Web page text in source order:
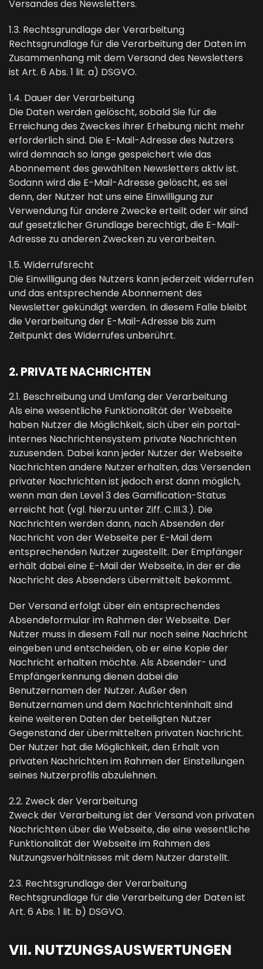
Versandes des Newsletters.
1.3. Rechtsgrundlage der Verarbeitung
Rechtsgrundlage für die Verarbeitung der Daten im
Zusammenhang mit dem Versand des Newsletters
ist Art. 6 Abs. 1 lit. a) DSGVO.
1.4. Dauer der Verarbeitung
Die Daten werden gelöscht, sobald Sie für die
Erreichung des Zweckes ihrer Erhebung nicht mehr
erforderlich sind. Die E-Mail-Adresse des Nutzers
wird demnach so lange gespeichert wie das
Abonnement des gewählten Newsletters aktiv ist.
Sodann wird die E-Mail-Adresse gelöscht, es sei
denn, der Nutzer hat uns eine Einwilligung zur
Verwendung für andere Zwecke erteilt oder wir sind
auf gesetzlicher Grundlage berechtigt, die E-Mail-
Adresse zu anderen Zwecken zu verarbeiten.
1.5. Widerrufsrecht
Die Einwilligung des Nutzers kann jederzeit widerrufen
und das entsprechende Abonnement des
Newsletter gekündigt werden. In diesem Falle bleibt
die Verarbeitung der E-Mail-Adresse bis zum
Zeitpunkt des Widerrufes unberührt.
2. PRIVATE NACHRICHTEN
2.1. Beschreibung und Umfang der Verarbeitung
Als eine wesentliche Funktionalität der Webseite
haben Nutzer die Möglichkeit, sich über ein portal-
internes Nachrichtensystem private Nachrichten
zuzusenden. Dabei kann jeder Nutzer der Webseite
Nachrichten andere Nutzer erhalten, das Versenden
privater Nachrichten ist jedoch erst dann möglich,
wenn man den Level 3 des Gamification-Status
erreicht hat (vgl. hierzu unter Ziff. C.III.3.). Die
Nachrichten werden dann, nach Absenden der
Nachricht von der Webseite per E-Mail dem
entsprechenden Nutzer zugestellt. Der Empfänger
erhält dabei eine E-Mail der Webseite, in der er die
Nachricht des Absenders übermittelt bekommt.
Der Versand erfolgt über ein entsprechendes
Absendeformular im Rahmen der Webseite. Der
Nutzer muss in diesem Fall nur noch seine Nachricht
eingeben und entscheiden, ob er eine Kopie der
Nachricht erhalten möchte. Als Absender- und
Empfängerkennung dienen dabei die
Benutzernamen der Nutzer. Außer den
Benutzernamen und dem Nachrichteninhalt sind
keine weiteren Daten der beteiligten Nutzer
Gegenstand der übermittelten privaten Nachricht.
Der Nutzer hat die Möglichkeit, den Erhalt von
privaten Nachrichten im Rahmen der Einstellungen
seines Nutzerprofils abzulehnen.
2.2. Zweck der Verarbeitung
Zweck der Verarbeitung ist der Versand von privaten
Nachrichten über die Webseite, die eine wesentliche
Funktionalität der Webseite im Rahmen des
Nutzungsverhältnisses mit dem Nutzer darstellt.
2.3. Rechtsgrundlage der Verarbeitung
Rechtsgrundlage für die Verarbeitung der Daten ist
Art. 6 Abs. 1 lit. b) DSGVO.
VII. NUTZUNGSAUSWERTUNGEN